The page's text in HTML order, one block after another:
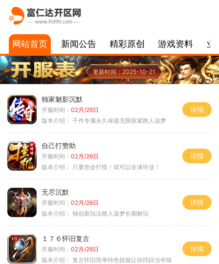
网站首页 新闻公告 精彩原创 游戏资料 业
更新时间：2025-10-21
独家魅影沉默
开服时间： 02月/26日
版本介绍： 千件专属永久保值无限探索散人追梦
详情
自己打赞助
开服时间： 02月/26日
版本介绍：
只要您会打怪！就可以全满毕业！
详情
无尽沉默
开服时间： 02月/26日
版本介绍： 独创新玩法散人追梦长期耐玩
详情
１７６怀旧复古
开服时间： 02月/26日
版本介绍： 复古怀旧简单特色技能让你找回当年味
详情